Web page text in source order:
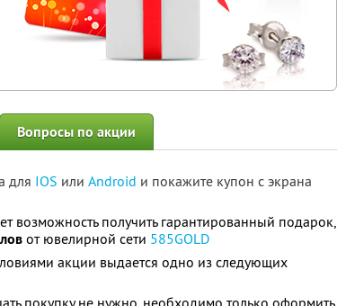
Вопросы по акции
для IOS или Android и покажите купон с экрана
возможность получить гарантированный подарок,
от ювелирной сети 585GOLD
акции выдается одно из следующих
покупку не нужно, необходимо только оформить